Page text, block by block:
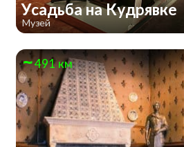
Усадьба на Кудрявке
Музей
491 км